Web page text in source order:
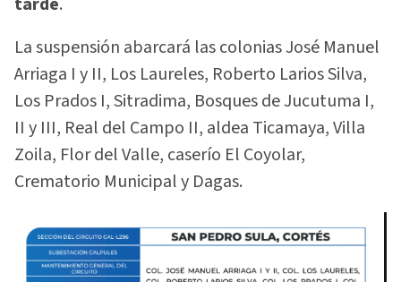
La suspensión abarcará las colonias José Manuel
Arriaga I y II, Los Laureles, Roberto Larios Silva,
Los Prados I, Sitradima, Bosques de Jucutuma I,
II y III, Real del Campo II, aldea Ticamaya, Villa
Zoila, Flor del Valle, caserío El Coyolar,
Crematorio Municipal y Dagas.